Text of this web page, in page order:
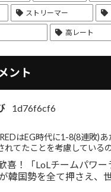
ストリーマー
高レート
ント
1d76f6cf6
はEG時代に1-8(8連敗)あ
れてたことを考慮している
喜！「LoLチームパワー
韓国勢を全て押さえ、